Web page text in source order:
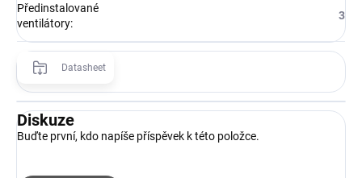
Předinstalované
ventilátory:
3
Datasheet
Diskuze
Buďte první, kdo napíše příspěvek k této položce.